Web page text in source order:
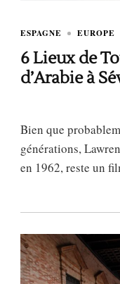
ESPAGNE EUROPE
6 Lieux de
d’Arabie à
Bien que
générations,
en 1962, reste un